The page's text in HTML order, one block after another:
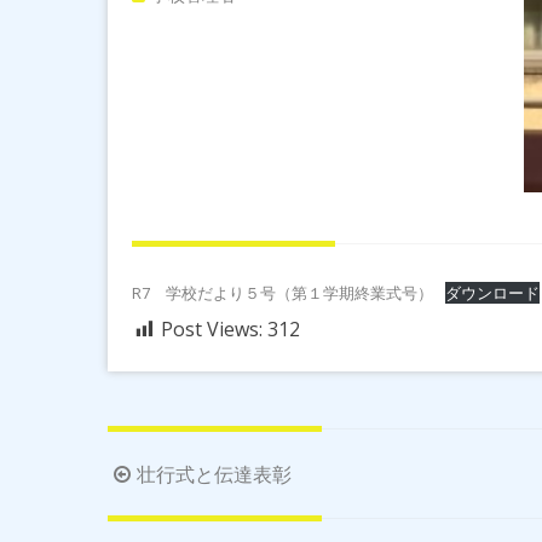
R7 学校だより５号（第１学期終業式号） ダウンロード
Post Views: 312
投
稿
壮行式と伝達表彰